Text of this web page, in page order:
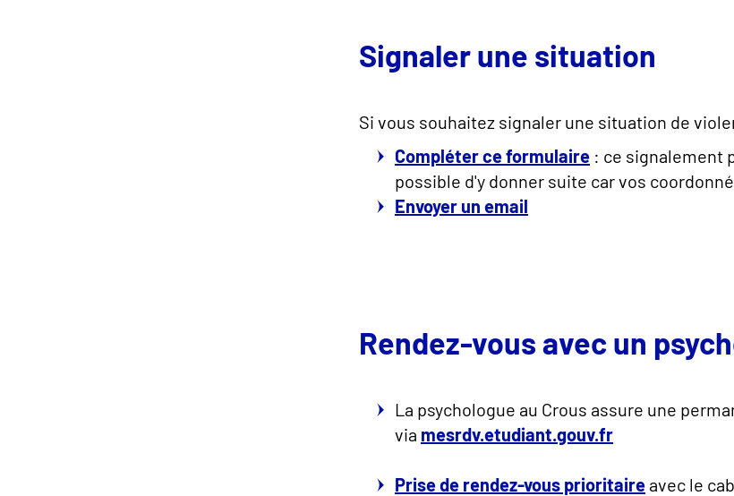
Signaler une situation
Si vous souhaitez signaler une situation de
Compléter ce formulaire : ce signalement
possible d'y donner suite car vos
Envoyer un email
Rendez-vous avec un
La psychologue au Crous assure une
via mesrdv.etudiant.gouv.fr
Prise de rendez-vous prioritaire avec le